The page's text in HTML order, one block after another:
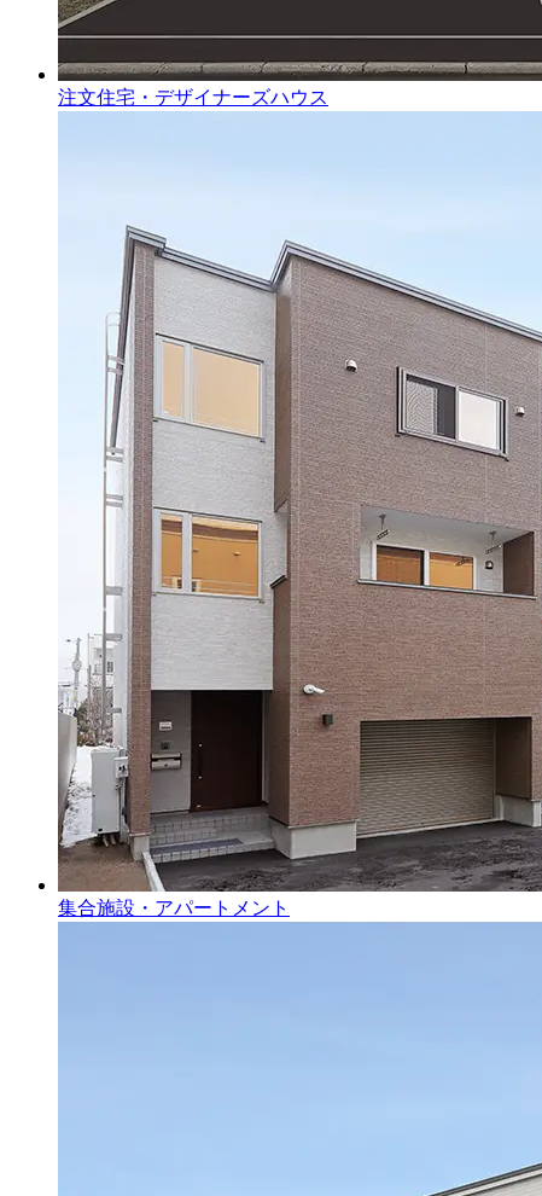
注文住宅・デザイナーズハウス
集合施設・アパートメント